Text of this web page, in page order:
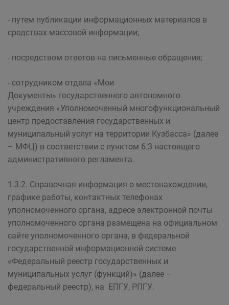
- путем публикации информационных материалов в
средствах массовой информации;
- посредством ответов на письменные обращения;
- сотрудником отдела «Мои
Документы» государственного автономного
учреждения «Уполномоченный многофункциональный
центр предоставления государственных и
муниципальный услуг на территории Кузбасса» (далее
– МФЦ) в соответствии с пунктом 6.3 настоящего
административного регламента.
1.3.2. Справочная информация о местонахождении,
графике работы, контактных телефонах
уполномоченного органа, адресе электронной почты
уполномоченного органа размещена на официальном
сайте уполномоченного органа, в федеральной
государственной информационной системе
«Федеральный реестр государственных и
муниципальных услуг (функций)» (далее –
федеральный реестр), на ЕПГУ, РПГУ.